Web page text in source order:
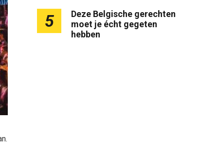
5
Deze Belgische gerechten
moet je écht gegeten
hebben